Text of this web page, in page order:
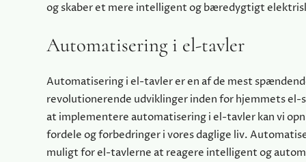
og skaber et mere intelligent og bæredygtigt
Automatisering i el-tavler
Automatisering i el-tavler er en af de mest
revolutionerende udviklinger inden for hjemmets el-
at implementere automatisering i el-tavler kan vi
fordele og forbedringer i vores daglige liv.
muligt for el-tavlerne at reagere intelligent og